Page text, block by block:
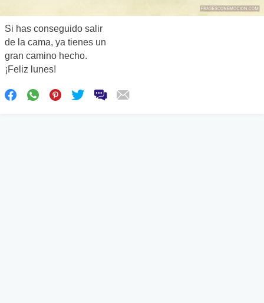
Si has conseguido salir
de la cama, ya tienes un
gran camino hecho.
¡Feliz lunes!